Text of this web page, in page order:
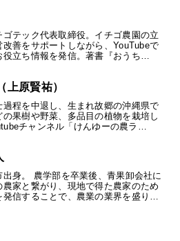
ゴテック代表取締役。イチゴ農園の立
改善をサポートしながら、YouTubeで
役立ち情報を発信。著書『おうち…
上原賢祐）
過程を中退し、生まれ故郷の沖縄県で
の果樹や野菜、多品目の植物を栽培し
チャンネル「けんゆーの農ラ…
出身。 農学部を卒業後、青果卸会社に
農家と繋がり、現地で得た農家のため
発信することで、農業の業界を盛り…